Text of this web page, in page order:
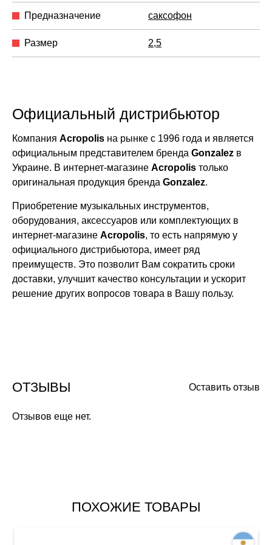
Предназначение саксофон
Размер 2,5
Официальный дистрибьютор
Компания Acropolis на рынке с 1996 года и является
официальным представителем бренда Gonzalez в
Украине. В интернет-магазине Acropolis только
оригинальная продукция бренда Gonzalez.
Приобретение музыкальных инструментов,
оборудования, аксессуаров или комплектующих в
интернет-магазине Acropolis, то есть напрямую у
официального дистрибьютора, имеет ряд
преимуществ. Это позволит Вам сократить сроки
доставки, улучшит качество консультации и ускорит
решение других вопросов товара в Вашу пользу.
Оставить отзыв
ОТЗЫВЫ
Отзывов еще нет.
ПОХОЖИЕ ТОВАРЫ